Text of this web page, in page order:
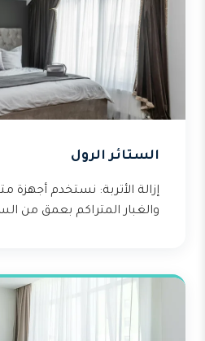
الستائر الرول
إزالة الأتربة: نستخدم أجهزة
والغبار المتراكم بعمق من